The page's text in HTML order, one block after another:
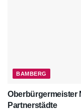
BAMBERG
Oberbürgermeister
Partnerstädte